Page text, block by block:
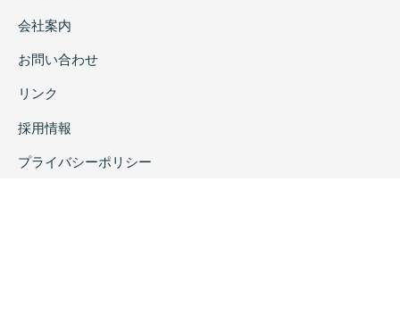
会社案内
お問い合わせ
リンク
採用情報
プライバシーポリシー